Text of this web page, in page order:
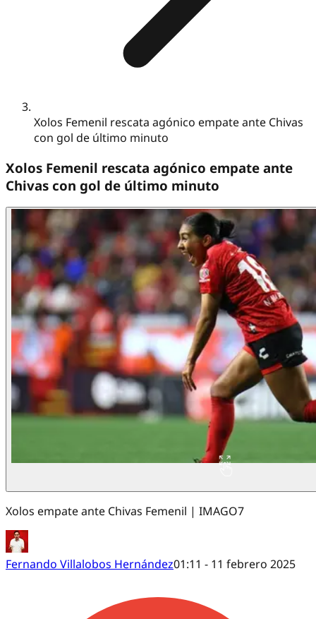
Xolos Femenil rescata agónico empate ante Chivas
con gol de último minuto
Xolos Femenil rescata agónico empate ante
Chivas con gol de último minuto
Xolos empate ante Chivas Femenil | IMAGO7
Fernando Villalobos Hernández01:11 - 11 febrero 2025